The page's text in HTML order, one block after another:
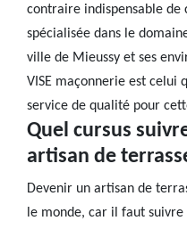
contraire indispensable de
spécialisée dans le
ville de Mieussy et ses
VISE maçonnerie est celui
service de qualité pour
Quel cursus
artisan de
Devenir un artisan de
le monde, car il faut